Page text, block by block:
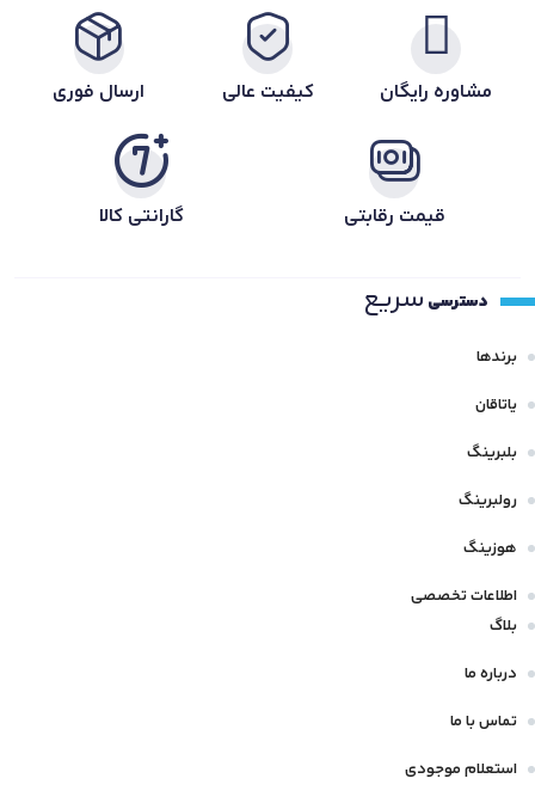
مشاوره رایگان کیفیت عالی ارسال فوری
قیمت رقابتی گارانتی کالا
دسترسی سریع
برندها
یاتاقان
بلبرینگ
رولبرینگ
هوزینگ
اطلاعات تخصصی
بلاگ
درباره ما
تماس با ما
استعلام موجودی